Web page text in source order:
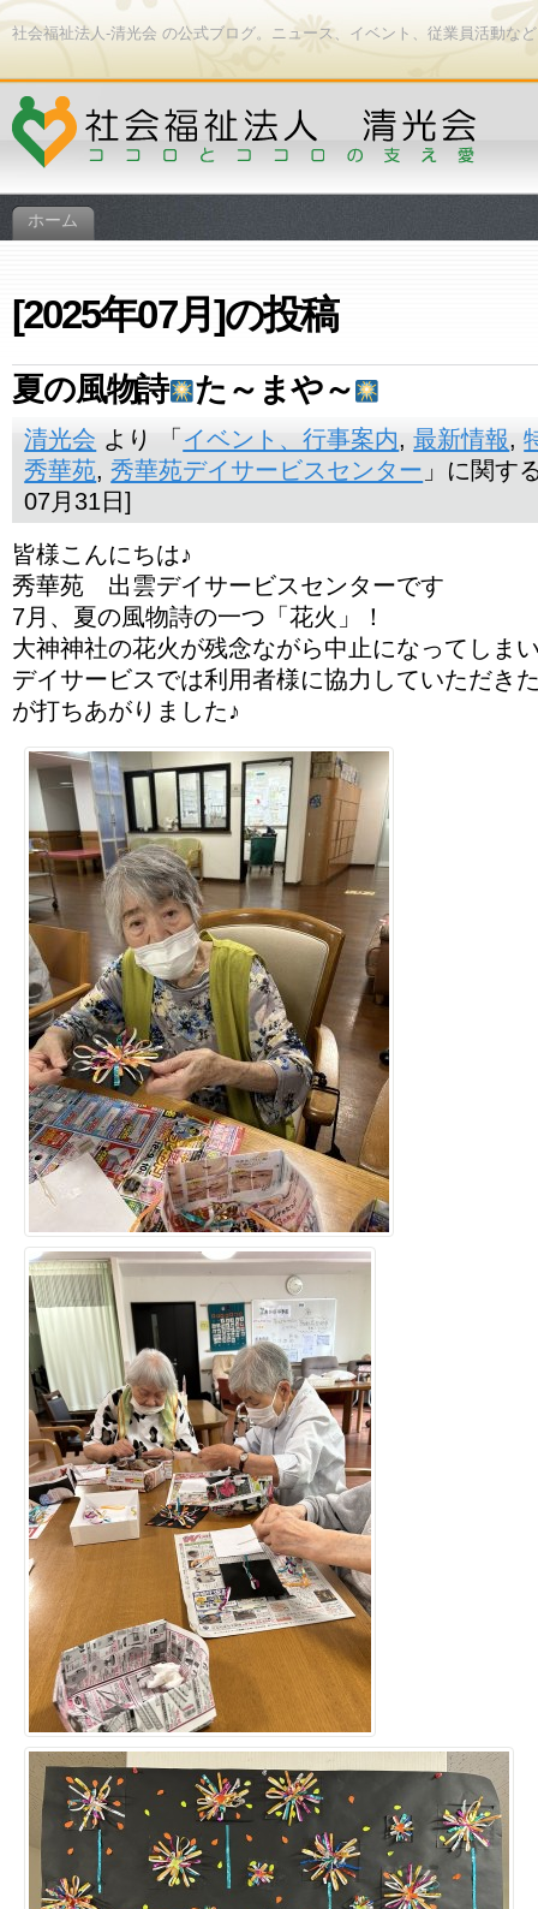
社会福祉法人-清光会 の公式ブログ。ニュース、イベント、従業員活動な
ホーム
[2025年07月]の投稿
夏の風物詩 た～まや～
清光会 より 「 イベント、行事案内,最新情報,
秀華苑,秀華苑デイサービスセンター 」に関す
07月31日]
皆様こんにちは♪
秀華苑 出雲デイサービスセンターです
7月、夏の風物詩の一つ「花火」！
大神神社の花火が残念ながら中止になってしま
デイサービスでは利用者様に協力していただき
が打ちあがりました♪